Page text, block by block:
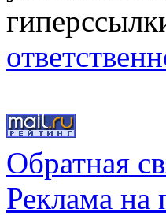
Обратная
Реклама на